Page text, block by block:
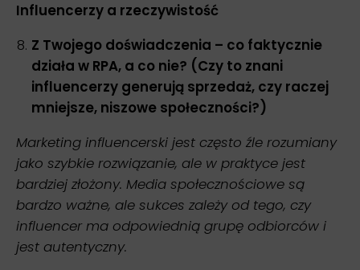
Influencerzy a rzeczywistość
Z Twojego doświadczenia – co faktycznie
działa w RPA, a co nie? (Czy to znani
influencerzy generują sprzedaż, czy raczej
mniejsze, niszowe społeczności?)
Marketing influencerski jest często źle rozumiany
jako szybkie rozwiązanie, ale w praktyce jest
bardziej złożony. Media społecznościowe są
bardzo ważne, ale sukces zależy od tego, czy
influencer ma odpowiednią grupę odbiorców i
jest autentyczny.